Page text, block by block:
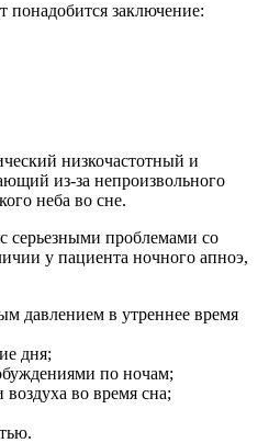
понадобится заключение:
низкочастотный и
из-за непроизвольного
неба во сне.
серьезными проблемами со
у пациента ночного апноэ,
давлением в утреннее время
дня;
по ночам;
во время сна;